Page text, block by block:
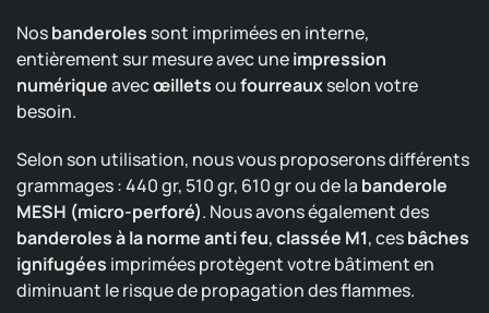
Nosbanderoles sont imprimées en interne,
entièrement sur mesure avec uneimpression
numériqueavecœilletsoufourreauxselon votre
besoin.
Selon son utilisation, nous vous proposerons différents
grammages : 440 gr, 510 gr, 610 gr ou de la banderole
MESH (micro-perforé). Nous avons également des
banderoles à la norme anti feu,classée M1, cesbâches
ignifugées imprimées protègent votre bâtiment en
diminuant le risque de propagation des flammes.